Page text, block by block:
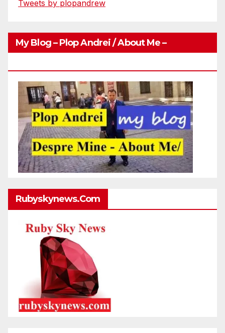
Tweets by plopandrew
My Blog – Plop Andrei / About Me –
Rubyskynews.com